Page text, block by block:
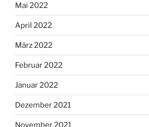
Mai 2022
April 2022
März 2022
Februar 2022
Januar 2022
Dezember 2021
November 2021